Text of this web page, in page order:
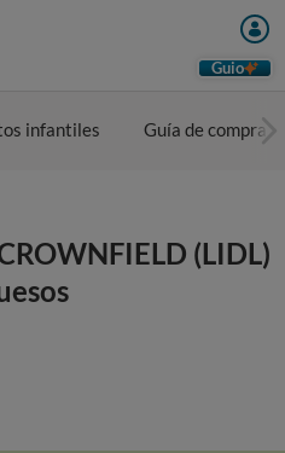
Guio
infantiles Guía de compra
(LIDL)